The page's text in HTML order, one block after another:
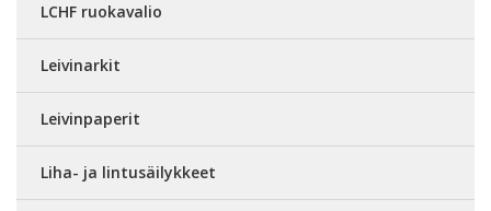
LCHF ruokavalio
Leivinarkit
Leivinpaperit
Liha- ja lintusäilykkeet